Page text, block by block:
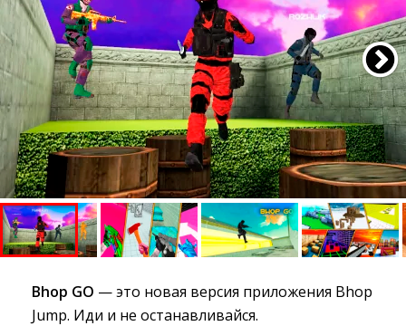
Bhop GO — это новая версия приложения Bhop
Jump. Иди и не останавливайся.